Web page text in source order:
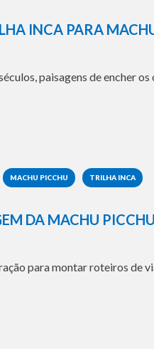
INCA PARA
paisagens de encher os
MACHU PICCHU TRILHA INCA
DA MACHU PICCHU
para montar roteiros de